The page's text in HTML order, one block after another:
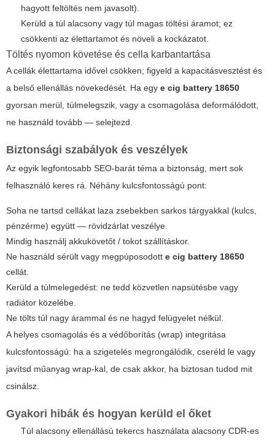
hagyott feltöltés nem javasolt).
Kerüld a túl alacsony vagy túl magas töltési áramot; ez
csökkenti az élettartamot és növeli a kockázatot.
Töltés nyomon követése és cella karbantartása
A cellák élettartama idővel csökken; figyeld a kapacitásvesztést és
a belső ellenállás növekedését. Ha egy e cig battery 18650
gyorsan merül, túlmelegszik, vagy a csomagolása deformálódott,
ne használd tovább — selejtezd.
Biztonsági szabályok és veszélyek
Az egyik legfontosabb SEO-barát téma a biztonság, mert sok
felhasználó keres rá. Néhány kulcsfontosságú pont:
Soha ne tartsd cellákat laza zsebekben sarkos tárgyakkal (kulcs,
pénzérme) együtt — rövidzárlat veszélye.
Mindig használj akkukövetőt / tokot szállításkor.
Ne használd sérült vagy megpúposodott e cig battery 18650
cellát.
Kerüld a túlmelegedést: ne tedd közvetlen napsütésbe vagy
radiátor közelébe.
Ne tölts túl nagy árammal és ne hagyd felügyelet nélkül.
A helyes csomagolás és a védőborítás (wrap) integritása
kulcsfontosságú: ha a szigetelés megrongálódik, cseréld le vagy
javítsd műanyag wrap-kal, de csak akkor, ha biztosan tudod mit
csinálsz.
Gyakori hibák és hogyan kerüld el őket
Túl alacsony ellenállású tekercs használata alacsony CDR-es